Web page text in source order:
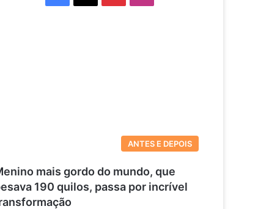
ANTES E DEPOIS
mais gordo do mundo, que
190 quilos, passa por incrível